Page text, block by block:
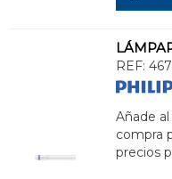
REF:
Añade
compra
precios